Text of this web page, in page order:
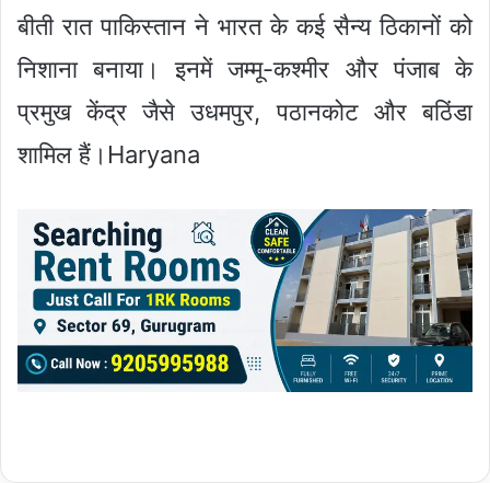
बीती रात पाकिस्तान ने भारत के कई सैन्य ठिकानों को
निशाना बनाया। इनमें जम्मू-कश्मीर और पंजाब के
प्रमुख केंद्र जैसे उधमपुर, पठानकोट और बठिंडा
शामिल हैं।Haryana